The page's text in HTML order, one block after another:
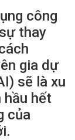
công
thay
gia dự
sẽ là xu
hầu hết
của